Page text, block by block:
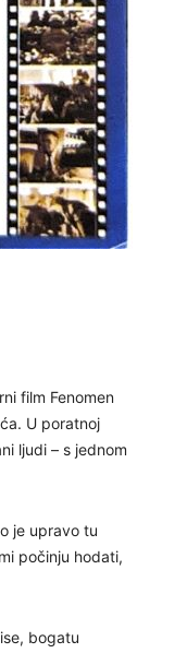
film Fenomen
U poratnoj
ljudi – s jednom
je upravo tu
počinju hodati,
bogatu